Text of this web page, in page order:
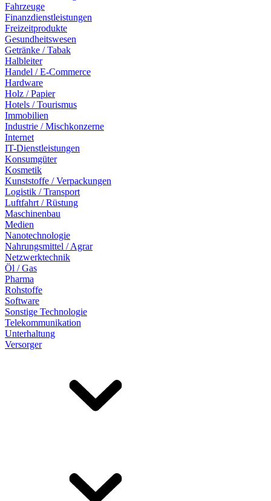
Fahrzeuge
Finanzdienstleistungen
Freizeitprodukte
Gesundheitswesen
Getränke / Tabak
Halbleiter
Handel / E-Commerce
Hardware
Holz / Papier
Hotels / Tourismus
Immobilien
Industrie / Mischkonzerne
Internet
IT-Dienstleistungen
Konsumgüter
Kosmetik
Kunststoffe / Verpackungen
Logistik / Transport
Luftfahrt / Rüstung
Maschinenbau
Medien
Nanotechnologie
Nahrungsmittel / Agrar
Netzwerktechnik
Öl / Gas
Pharma
Rohstoffe
Software
Sonstige Technologie
Telekommunikation
Unterhaltung
Versorger